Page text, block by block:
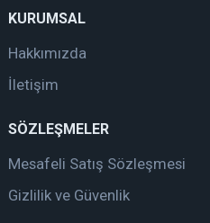
KURUMSAL
Hakkımızda
İletişim
SÖZLEŞMELER
Mesafeli Satış Sözleşmesi
Gizlilik ve Güvenlik